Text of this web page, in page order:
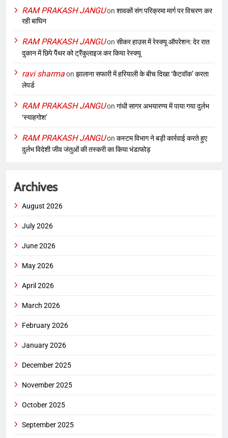
RAM PRAKASH JANGUon शावकों संग परिक्रमा मार्ग पर विचरण कर
रही बाघिन
RAM PRAKASH JANGUon सीकर हाउस में रेस्क्यू ऑपरेशन: देर रात
दुकान में छिपे पैंथर को ट्रैंकुलाइज कर किया रेस्क्यू
ravi sharmaon झालाना सफारी में हरियाली के बीच दिखा ‘कैटवॉक’ करता
लेपर्ड
RAM PRAKASH JANGUon गांधी सागर अभयारण्य में पाया गया दुर्लभ
‘स्याहगोश’
RAM PRAKASH JANGUon कस्टम विभाग ने बड़ी कार्रवाई करते हुए
दुर्लभ विदेशी जीव जंतुओं की तस्करी का किया भंडाफोड़
Archives
August 2026
July 2026
June 2026
May 2026
April 2026
March 2026
February 2026
January 2026
December 2025
November 2025
October 2025
September 2025